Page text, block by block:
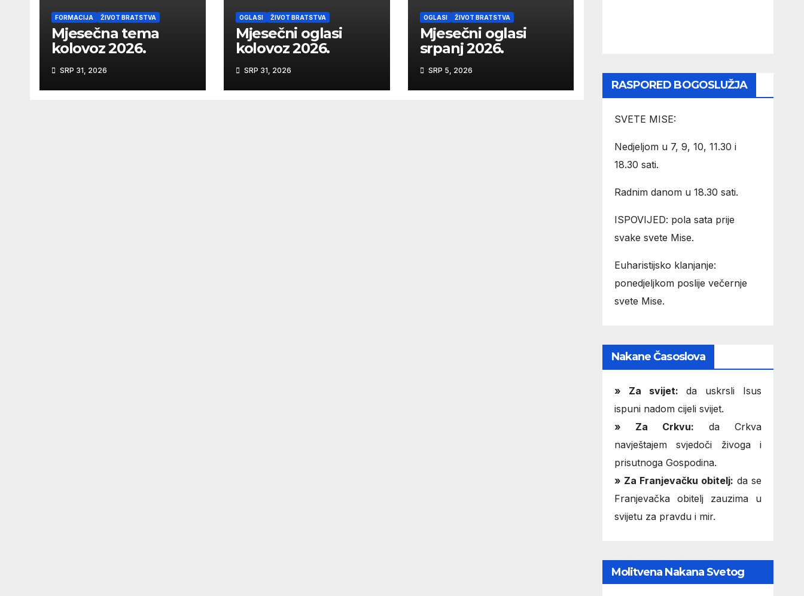
FORMACIJA ŽIVOT BRATSTVA
Mjesečna tema
kolovoz 2026.
SRP 31, 2026
OGLASI ŽIVOT BRATSTVA
Mjesečni oglasi
kolovoz 2026.
SRP 31, 2026
OGLASI ŽIVOT BRATSTVA
Mjesečni oglasi
srpanj 2026.
SRP 5, 2026
RASPORED BOGOSLUŽJA
SVETE MISE:
Nedjeljom u 7, 9, 10, 11.30 i
18.30 sati.
Radnim danom u 18.30 sati.
ISPOVIJED: pola sata prije
svake svete Mise.
Euharistijsko klanjanje:
ponedjeljkom poslije večernje
svete Mise.
Nakane Časoslova
» Za svijet: da uskrsli Isus
ispuni nadom cijeli svijet.
» Za Crkvu: da Crkva
navještajem svjedoči živoga i
prisutnoga Gospodina.
» Za Franjevačku obitelj: da se
Franjevačka obitelj zauzima u
svijetu za pravdu i mir.
Molitvena Nakana Svetog